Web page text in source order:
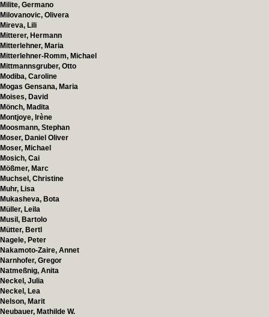
Milite, Germano
Milovanovic, Olivera
Mireva, Lili
Mitterer, Hermann
Mitterlehner, Maria
Mitterlehner-Romm, Michael
Mittmannsgruber, Otto
Modiba, Caroline
Mogas Gensana, Maria
Moises, David
Mönch, Madita
Montjoye, Irène
Moosmann, Stephan
Moser, Daniel Oliver
Moser, Michael
Mosich, Cai
Mößmer, Marc
Muchsel, Christine
Muhr, Lisa
Mukasheva, Bota
Müller, Leila
Musil, Bartolo
Mütter, Bertl
Nagele, Peter
Nakamoto-Zaire, Annet
Narnhofer, Gregor
Natmeßnig, Anita
Neckel, Julia
Neckel, Lea
Nelson, Marit
Neubauer, Mathilde W.